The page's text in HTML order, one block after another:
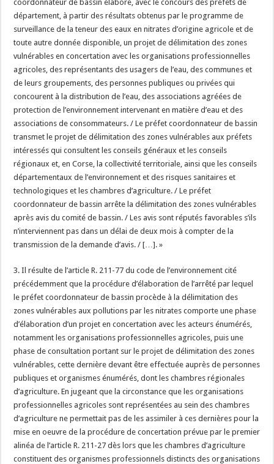
coordonnateur de bassin élabore, avec le concours des préfets de
département, à partir des résultats obtenus par le programme de
surveillance de la teneur des eaux en nitrates d’origine agricole et de
toute autre donnée disponible, un projet de délimitation des zones
vulnérables en concertation avec les organisations professionnelles
agricoles, des représentants des usagers de l’eau, des communes et
de leurs groupements, des personnes publiques ou privées qui
concourent à la distribution de l’eau, des associations agréées de
protection de l’environnement intervenant en matière d’eau et des
associations de consommateurs. / Le préfet coordonnateur de bassin
transmet le projet de délimitation des zones vulnérables aux préfets
intéressés qui consultent les conseils généraux et les conseils
régionaux et, en Corse, la collectivité territoriale, ainsi que les conseils
départementaux de l’environnement et des risques sanitaires et
technologiques et les chambres d’agriculture. / Le préfet
coordonnateur de bassin arrête la délimitation des zones vulnérables
après avis du comité de bassin. / Les avis sont réputés favorables s’ils
n’interviennent pas dans un délai de deux mois à compter de la
transmission de la demande d’avis. / […]. »
3. Il résulte de l’article R. 211-77 du code de l’environnement cité
précédemment que la procédure d’élaboration de l’arrêté par lequel
le préfet coordonnateur de bassin procède à la délimitation des
zones vulnérables aux pollutions par les nitrates comporte une phase
d’élaboration d’un projet en concertation avec les acteurs énumérés,
notamment les organisations professionnelles agricoles, puis une
phase de consultation portant sur le projet de délimitation des zones
vulnérables, cette dernière devant être effectuée auprès de personnes
publiques et organismes énumérés, dont les chambres régionales
d’agriculture. En jugeant que la circonstance que les organisations
professionnelles agricoles sont représentées au sein des chambres
d’agriculture ne permettait pas de les assimiler à ces dernières pour la
mise en oeuvre de la procédure de concertation prévue par le premier
alinéa de l’article R. 211-27 dès lors que les chambres d’agriculture
constituent des organismes professionnels distincts des organisations